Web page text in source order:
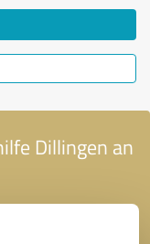
Dillingen an